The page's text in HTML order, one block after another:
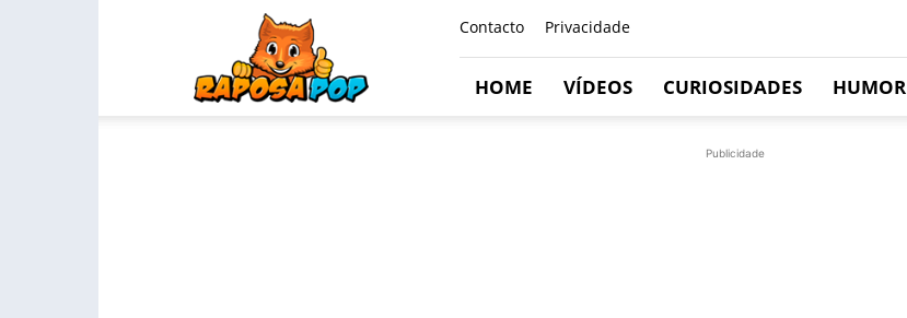
Contacto Privacidade
HOME VÍDEOS CURIOSIDADES HUMOR
Publicidade